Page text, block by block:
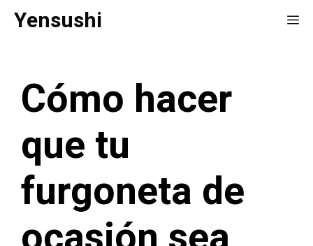
SaltarYensushi
Cómo hacer
que tu
furgoneta de